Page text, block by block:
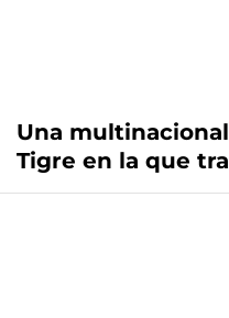
Una
Tigre en la que